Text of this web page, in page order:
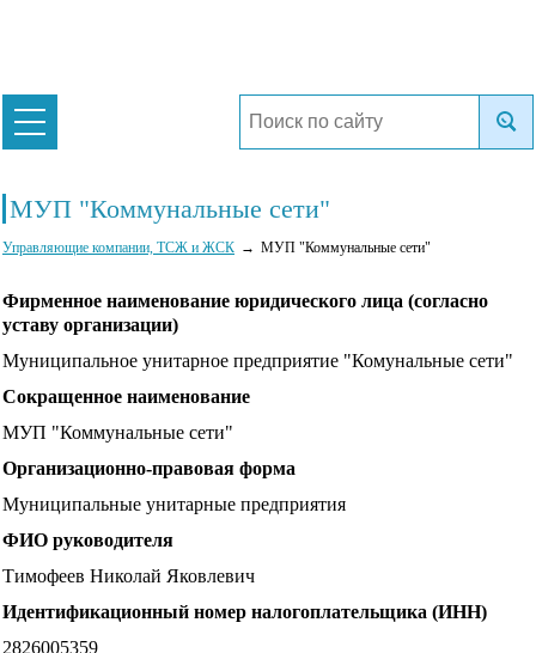
МУП "Коммунальные сети"
Управляющие компании, ТСЖ и ЖСК МУП "Коммунальные сети"
Фирменное наименование юридического лица (согласно
уставу организации)
Муниципальное унитарное предприятие "Комунальные сети"
Сокращенное наименование
МУП "Коммунальные сети"
Организационно-правовая форма
Муниципальные унитарные предприятия
ФИО руководителя
Тимофеев Николай Яковлевич
Идентификационный номер налогоплательщика (ИНН)
2826005359